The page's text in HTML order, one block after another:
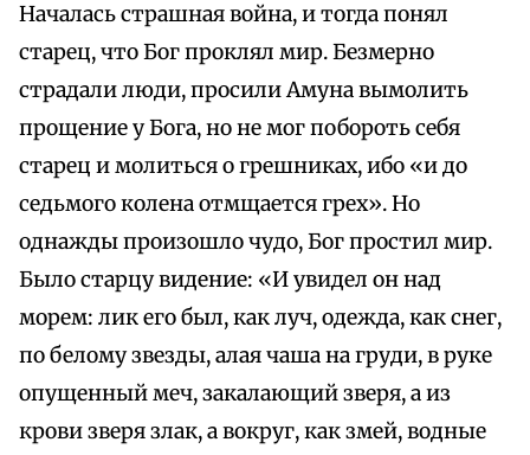
Началась страшная война, и тогда понял
старец, что Бог проклял мир. Безмерно
страдали люди, просили Амуна вымолить
прощение у Бога, но не мог побороть себя
старец и молиться о грешниках, ибо «и до
седьмого колена отмщается грех». Но
однажды произошло чудо, Бог простил мир.
Было старцу видение: «И увидел он над
морем: лик его был, как луч, одежда, как снег,
по белому звезды, алая чаша на груди, в руке
опущенный меч, закалающий зверя, а из
крови зверя злак, а вокруг, как змей, водные